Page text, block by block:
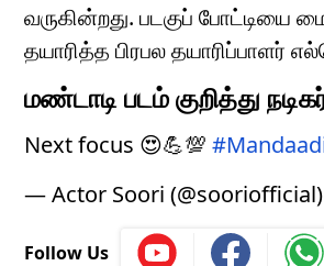
வருகின்றது. படகுப் போட்டியை
தயாரித்த பிரபல தயாரிப்பாளர்
மண்டாடி படம் குறித்து
Next focus 😍💪💯
— Actor Soori (@sooriofficial)
Follow Us